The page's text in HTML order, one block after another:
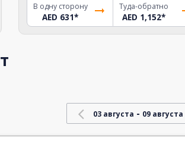
В одну сторону
AED 631*
Туда-обратно
AED 1,152*
03 августа - 09 августа